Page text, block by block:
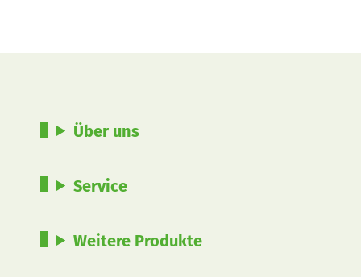
Über uns
Service
Weitere Produkte